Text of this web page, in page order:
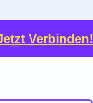
Verbinden!